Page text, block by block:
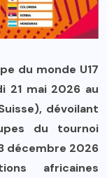
du monde U17
21 mai 2026 au
dévoilant
du tournoi
décembre 2026
africaines